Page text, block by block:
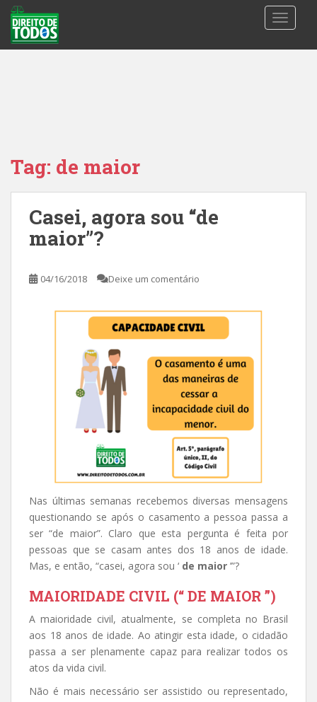
Tag: de maior
Casei, agora sou “de
maior”?
04/16/2018 Deixe um comentário
Nas últimas semanas recebemos diversas mensagens
questionando se após o casamento a pessoa passa a
ser “de maior”. Claro que esta pergunta é feita por
pessoas que se casam antes dos 18 anos de idade.
Mas, e então, “casei, agora sou ‘ de maior ’”?
MAIORIDADE CIVIL (“ DE MAIOR ”)
A maioridade civil, atualmente, se completa no Brasil
aos 18 anos de idade. Ao atingir esta idade, o cidadão
passa a ser plenamente capaz para realizar todos os
atos da vida civil.
Não é mais necessário ser assistido ou representado,